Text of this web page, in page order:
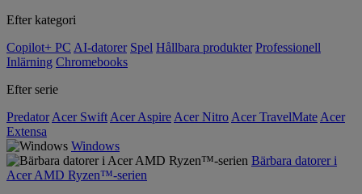
Efter kategori
Copilot+ PC AI-datorer Spel Hållbara produkter Professionell
Inlärning Chromebooks
Efter serie
Predator Acer Swift Acer Aspire Acer Nitro Acer TravelMate Acer
Extensa
Windows
Bärbara datorer i
Acer AMD Ryzen™-serien